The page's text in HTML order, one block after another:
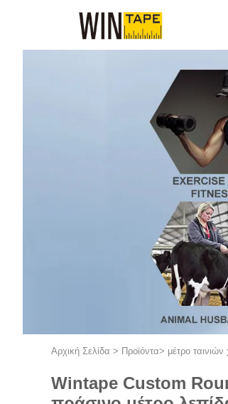
Αρχική Σελίδα > Προϊόντα> μέτρο
Wintape Custom